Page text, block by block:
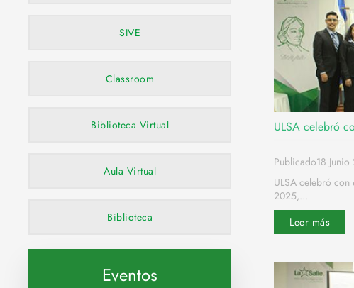
SIVE
Classroom
Biblioteca Virtual
Aula Virtual
Biblioteca
Eventos
ULSA celebró
Publicado18 Junio
ULSA celebró
2025,...
Leer más